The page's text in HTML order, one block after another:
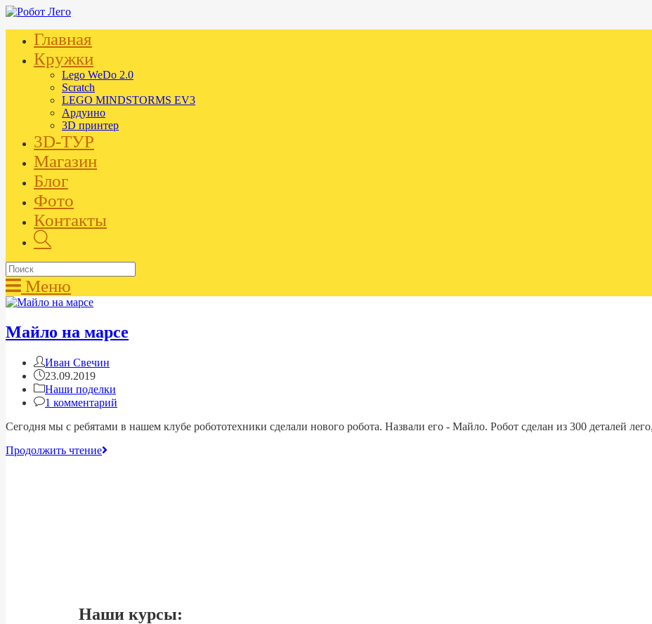
Главная
Кружки
Lego WeDo 2.0
Scratch
LEGO MINDSTORMS EV3
Ардуино
3D принтер
3D-ТУР
Магазин
Блог
Фото
Контакты
Меню
Майло на марсе
Иван Свечин
23.09.2019
Наши поделки
1 комментарий
Сегодня мы с ребятами в нашем клубе робототехники сделали нового робота. Назвали его - Майло. Робот сделан из 300 деталей
Продолжить чтение
Наши курсы: